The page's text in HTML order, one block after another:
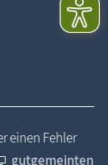
einen Fehler
gutgemeinten